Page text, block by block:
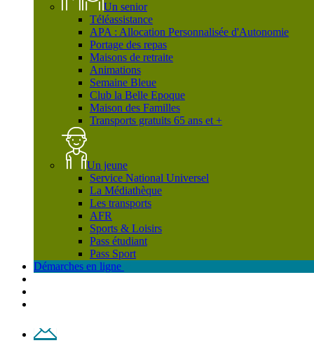
Un senior
Téléassistance
APA : Allocation Personnalisée d'Autonomie
Portage des repas
Maisons de retraite
Animations
Semaine Bleue
Club la Belle Epoque
Maison des Familles
Transports gratuits 65 ans et +
Un jeune
Service National Universel
La Médiathèque
Les transports
AFR
Sports & Loisirs
Pass étudiant
Pass Sport
Démarches en ligne
Contact